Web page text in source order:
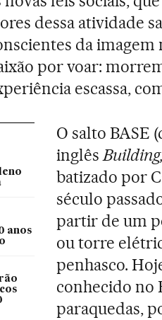
dessa atividade
da
por voar:
escassa,
anos
O salto BASE
inglês
batizado por
século
partir de um
ou torre
penhasco.
conhecido no
paraquedas,